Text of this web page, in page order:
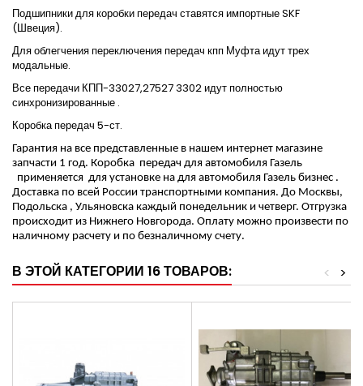
Подшипники для коробки передач ставятся импортные SKF
(Швеция).
Для облегчения переключения передач кпп Муфта идут трех
модальные.
Все передачи КПП-33027,27527 3302 идут полностью
синхронизированные .
Коробка передач 5-ст.
Гарантия на все представленные в нашем интернет магазине
запчасти 1 год. Коробка передач для автомобиля Газель
применяется для установке на для автомобиля Газель бизнес .
Доставка по всей России транспортными компания. До Москвы,
Подольска , Ульяновска каждый понедельник и четверг. Отгрузка
происходит из Нижнего Новгорода. Оплату можно произвести по
наличному расчету и по безналичному счету.
В ЭТОЙ КАТЕГОРИИ 16 ТОВАРОВ: >
<